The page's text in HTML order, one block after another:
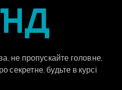
не пропускайте головне,
секретне, будьте в курсі